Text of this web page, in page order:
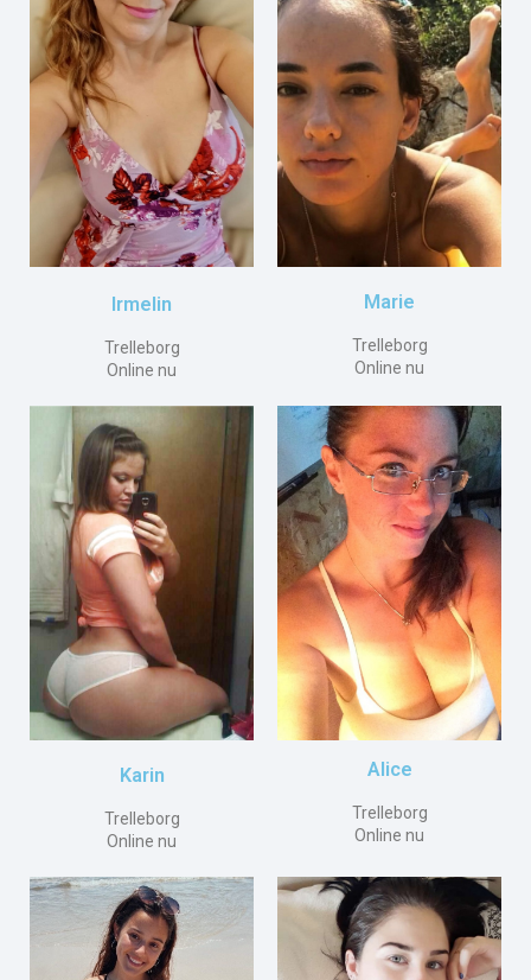
Irmelin
Trelleborg
Online nu
Marie
Trelleborg
Online nu
Karin
Trelleborg
Online nu
Alice
Trelleborg
Online nu